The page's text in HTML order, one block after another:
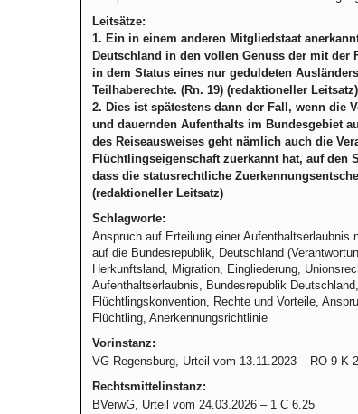
Leitsätze:
1. Ein in einem anderen Mitgliedstaat
Deutschland in den vollen Genuss der mit
in dem Status eines nur geduldeten
Teilhaberechte. (Rn. 19) (redaktioneller Leitsatz)
2. Dies ist spätestens dann der Fall, wenn die
und dauernden Aufenthalts im Bundesgebiet
des Reiseausweises geht nämlich auch die
Flüchtlingseigenschaft zuerkannt hat, auf den
dass die statusrechtliche
(redaktioneller Leitsatz)
Schlagworte:
Anspruch auf Erteilung einer Aufenthaltserlaubnis
auf die Bundesrepublik, Deutschland
Herkunftsland, Migration, Eingliederung,
Aufenthaltserlaubnis, Bundesrepublik
Flüchtlingskonvention, Rechte und Vorteile,
Flüchtling, Anerkennungsrichtlinie
Vorinstanz:
VG Regensburg, Urteil vom 13.11.2023 – RO 9 K
Rechtsmittelinstanz:
BVerwG, Urteil vom 24.03.2026 – 1 C 6.25